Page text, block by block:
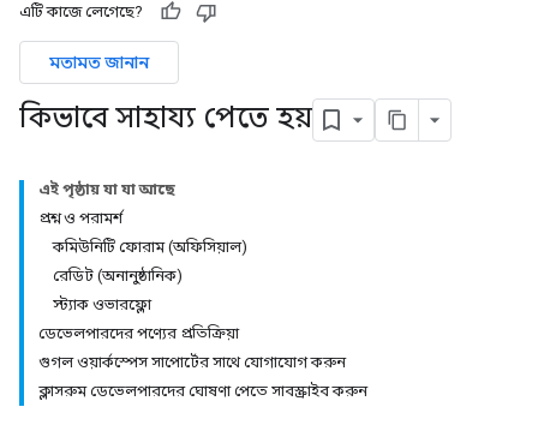
এটি কাজে লেগেছে?
মতামত জানান
কিভাবে সাহায্য পেতে হয়
এই পৃষ্ঠায় যা যা আছে
প্রশ্ন ও পরামর্শ
কমিউনিটি ফোরাম (অফিসিয়াল)
রেডিট (অনানুষ্ঠানিক)
স্ট্যাক ওভারফ্লো
ডেভেলপারদের পণ্যের প্রতিক্রিয়া
গুগল ওয়ার্কস্পেস সাপোর্টের সাথে যোগাযোগ করুন
ক্লাসরুম ডেভেলপারদের ঘোষণা পেতে সাবস্ক্রাইব করুন